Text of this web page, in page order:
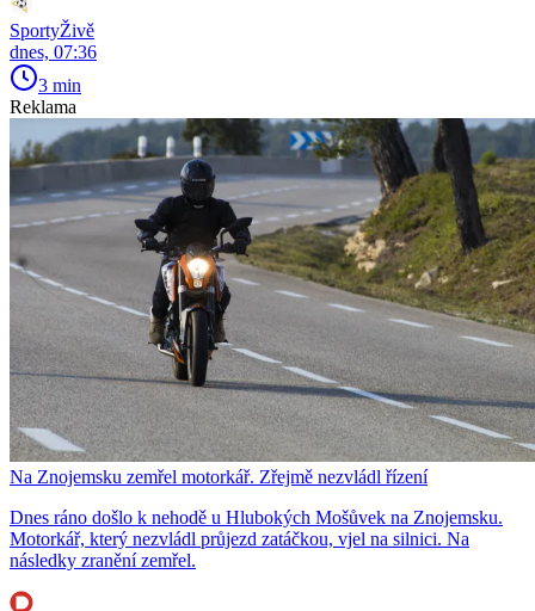
SportyŽivě
dnes, 07:36
3 min
Reklama
Na Znojemsku zemřel motorkář. Zřejmě nezvládl řízení
Dnes ráno došlo k nehodě u Hlubokých Mošůvek na Znojemsku.
Motorkář, který nezvládl průjezd zatáčkou, vjel na silnici. Na
následky zranění zemřel.